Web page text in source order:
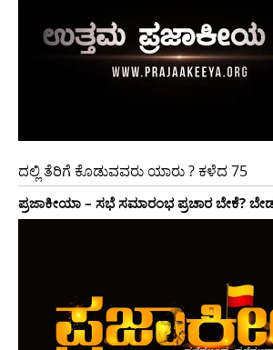
ದಲ್ಲಿ ತೆರಿಗೆ ಕೊಡುವವರು ಯಾರು ? ಕಳೆದ 75
ಪ್ರಜಾಕೀಯಾ – ಸಭೆ ಸಮಾರಂಭ ಪ್ರಚಾರ ಬೇಕೆ?